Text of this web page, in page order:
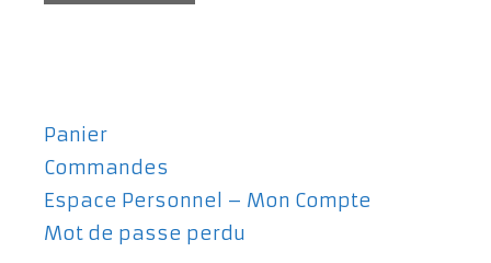
Panier
Commandes
Espace Personnel – Mon Compte
Mot de passe perdu